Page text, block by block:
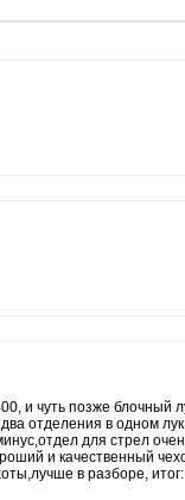
и чуть позже блочный
отделения в одном
для стрел
и качественный
в разборе,